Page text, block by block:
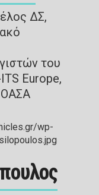
ΔΣ,
του
Europe,